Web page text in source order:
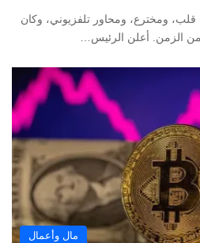
ومخترع، ومحاور تلفزيوني، وكان
الزمن. أعلن الرئيس…
مال وأعمال